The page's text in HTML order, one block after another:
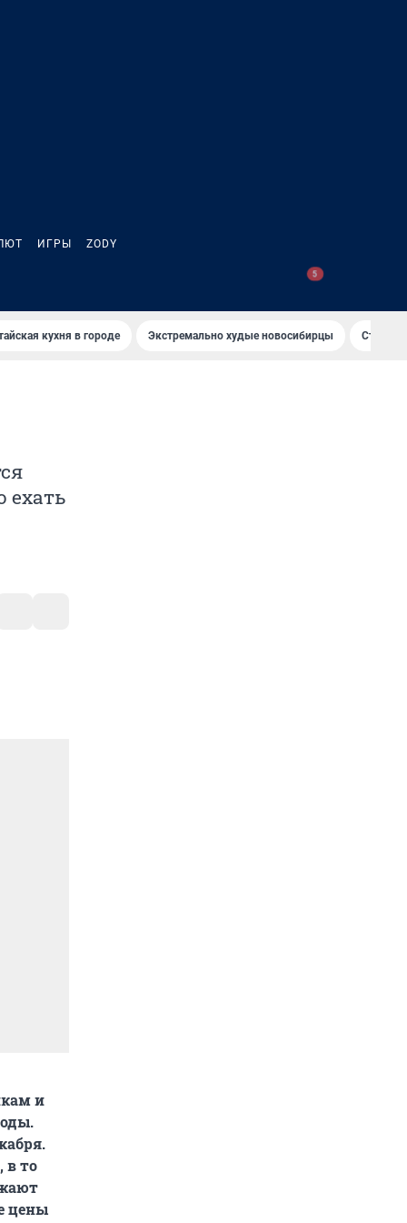
ИГРЫ ZODY
кухня в городе Экстремально худые новосибирцы Старт
и
в то
цены